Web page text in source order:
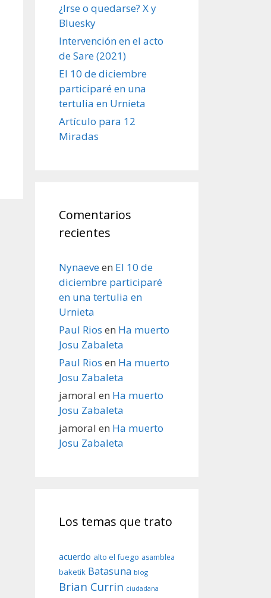
¿Irse o quedarse? X y
Bluesky
Intervención en el acto
de Sare (2021)
El 10 de diciembre
participaré en una
tertulia en Urnieta
Artículo para 12
Miradas
Comentarios
recientes
Nynaeveen El 10 de
diciembre participaré
en una tertulia en
Urnieta
Paul Rios en Ha muerto
Josu Zabaleta
Paul Rios en Ha muerto
Josu Zabaleta
jamoral en Ha muerto
Josu Zabaleta
jamoral en Ha muerto
Josu Zabaleta
Los temas que trato
acuerdo alto el fuego asamblea
baketik Batasuna blog
Brian Currin ciudadana